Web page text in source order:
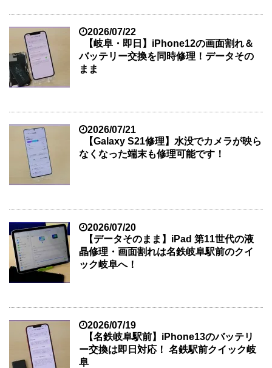
2026/07/22
【岐阜・即日】iPhone12の画面割れ＆
バッテリー交換を同時修理！データその
まま
2026/07/21
【Galaxy S21修理】水没でカメラが映ら
なくなった端末も修理可能です！
2026/07/20
【データそのまま】iPad 第11世代の液
晶修理・画面割れは名鉄岐阜駅前のクイ
ック岐阜へ！
2026/07/19
【名鉄岐阜駅前】iPhone13のバッテリ
ー交換は即日対応！ 名鉄駅前クイック岐
阜